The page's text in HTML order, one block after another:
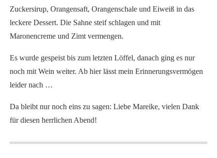
Zuckersirup, Orangensaft, Orangenschale und Eiweiß in das
leckere Dessert. Die Sahne steif schlagen und mit
Maronencreme und Zimt vermengen.
Es wurde gespeist bis zum letzten Löffel, danach ging es nur
noch mit Wein weiter. Ab hier lässt mein Erinnerungsvermögen
leider nach …
Da bleibt nur noch eins zu sagen: Liebe Mareike, vielen Dank
für diesen herrlichen Abend!